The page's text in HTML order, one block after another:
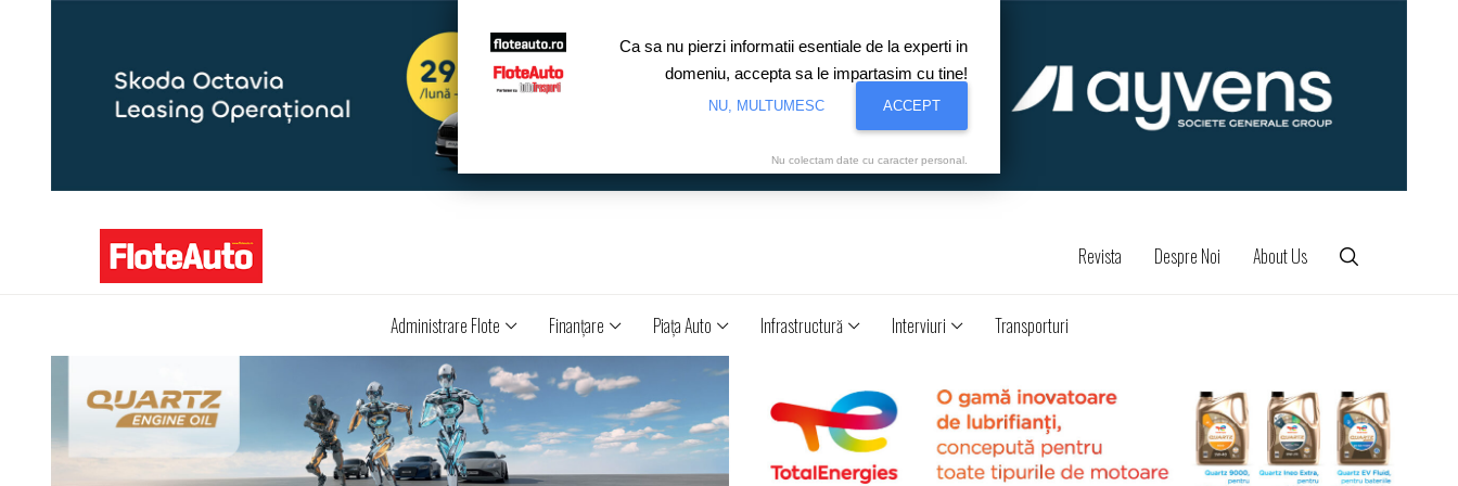
Revista Despre Noi About Us
Administrare Flote Finanţare Piaţa Auto Infrastructură Interviuri Transporturi
Ca sa nu pierzi informatii esentiale de la experti in
domeniu, accepta sa le impartasim cu tine!
NU, MULTUMESC ACCEPT
Nu colectam date cu caracter personal.